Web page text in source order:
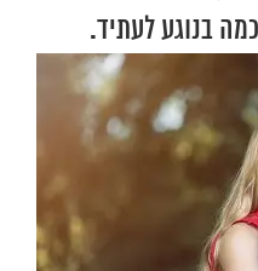
בנוגע לעתיד.